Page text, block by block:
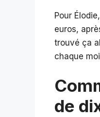
Pour
euros,
trouvé ça
chaque
de